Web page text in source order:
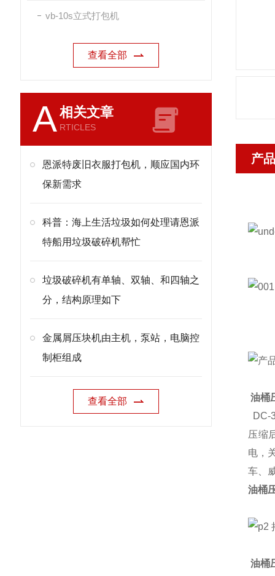
vb-10s立式打包机
查看全部
A相关文章
RTICLES
恩派特废旧衣服打包机，顺应国内环
保新需求
科普：海上生活垃圾如何处理请恩派
特船用垃圾破碎机帮忙
垃圾破碎机有单轴、双轴、和四轴之
分，结构原理如下
金属屑压块机由主机，泵站，电脑控
制柜组成
查看全部
产
油桶
DC-
压缩
电，
车、
油桶
油桶